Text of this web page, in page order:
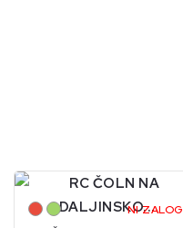
Rdeče
Zeleno NI